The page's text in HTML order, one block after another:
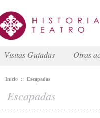
Visitas Guiadas Otras
Inicio :: Escapadas
Escapadas